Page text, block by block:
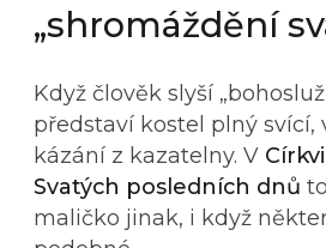
„shromáždění
Když člověk slyší
představí kostel plný svící,
kázání z kazatelny. V
Svatých posledních dnů
maličko jinak, i když